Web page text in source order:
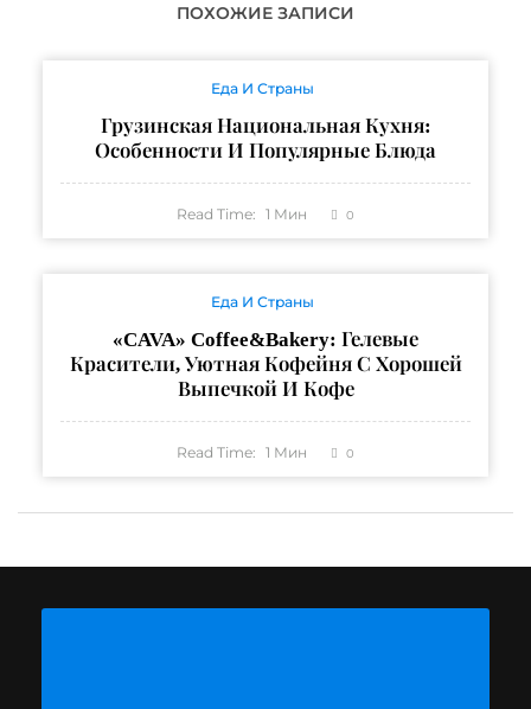
ПОХОЖИЕ ЗАПИСИ
Еда И Страны
Грузинская Национальная Кухня:
Особенности И Популярные Блюда
Read Time: 1 Мин 0
Еда И Страны
«CAVA» Coffee&bakery: Гелевые
Красители, Уютная Кофейня С Хорошей
Выпечкой И Кофе
Read Time: 1 Мин 0